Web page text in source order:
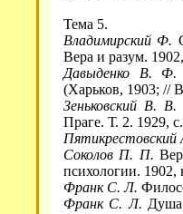
Тема 5.
Владимирский Ф.
Вера и разум.
Давыденко В. Ф.
(Харьков, 1903; //
Зеньковский В. В.
Праге. Т. 2. 1929,
Пятикрестовский
Соколов П. П.
психологии. 1902,
Франк С. Л.
Франк С. Л.